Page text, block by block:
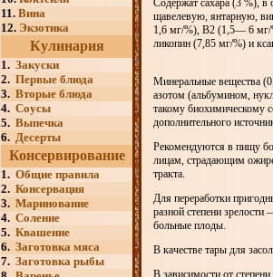
11. Вина
12. Экзотика
Кулинария
1. Закуски
2. Первые блюда
3. Вторые блюда
4. Соусы
5. Выпечка
6. Десерты
Консервирование
1. Общие правила
2. Консервация
3. Маринование
4. Соление
5. Квашение
6. Заготовка мяса
7. Заготовка рыбы
Содержат сахара (3 %),
щавелевую, янтарную,
1,6 мг/%), В2 (1,5— 6 мг/
ликопин (7,85 мг/%) и
Минеральные вещества
азотом (альбумином,
такому биохимическому
дополнительного
Рекомендуются в пищу
лицам, страдающим
тракта.
Для переработки
разной степени
больные плоды.
В качестве тары для
В зависимости от